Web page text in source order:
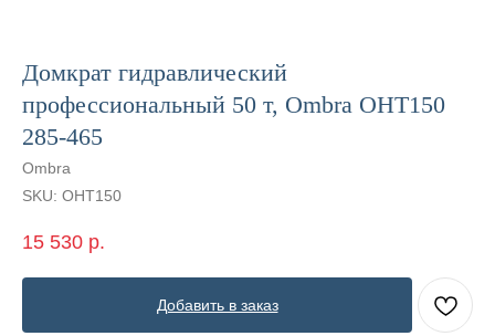
Домкрат гидравлический
профессиональный 50 т, Ombra OHT150
285-465
Ombra
SKU: OHT150
15 530 р.
Добавить в заказ